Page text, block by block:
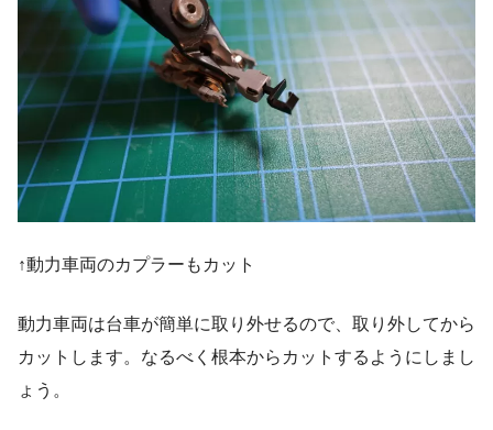
↑動力車両のカプラーもカット
動力車両は台車が簡単に取り外せるので、取り外してから
カットします。なるべく根本からカットするようにしまし
ょう。